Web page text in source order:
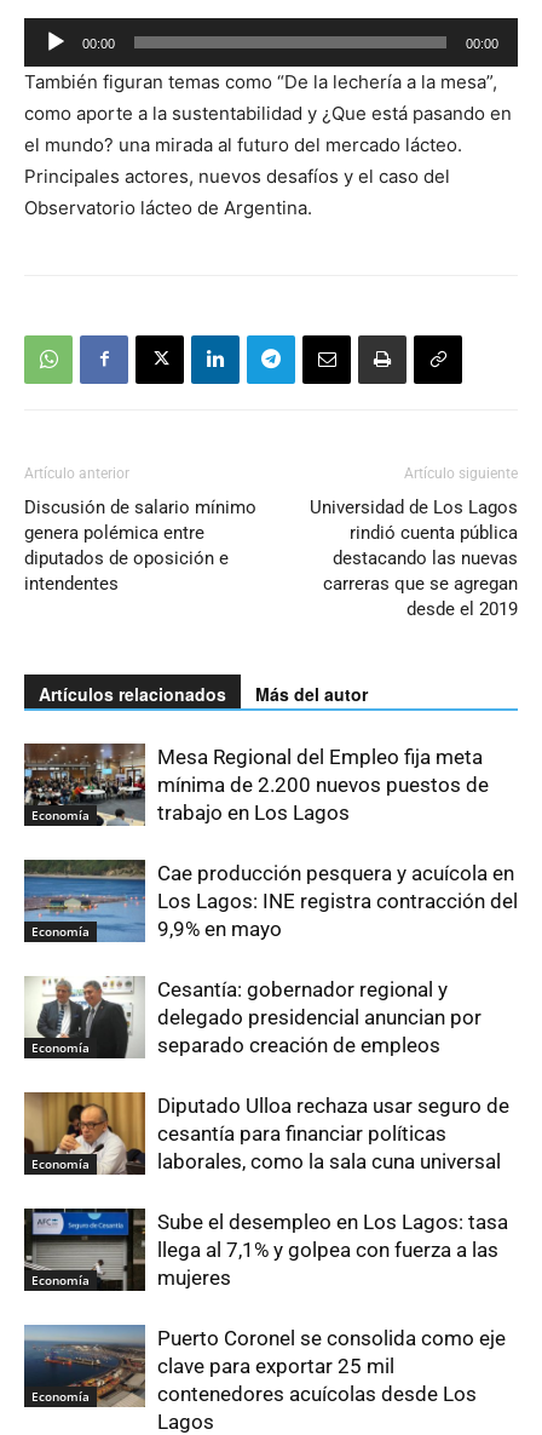
Reproductor
de
audio
00:00 00:00
También figuran temas como “De la lechería a la mesa”,
como aporte a la sustentabilidad y ¿Que está pasando en
el mundo? una mirada al futuro del mercado lácteo.
Principales actores, nuevos desafíos y el caso del
Observatorio lácteo de Argentina.
Artículo anterior
Discusión de salario mínimo
genera polémica entre
diputados de oposición e
intendentes
Artículo siguiente
Universidad de Los Lagos
rindió cuenta pública
destacando las nuevas
carreras que se agregan
desde el 2019
Artículos relacionados Más del autor
Economía
Mesa Regional del Empleo fija meta
mínima de 2.200 nuevos puestos de
trabajo en Los Lagos
Economía
Cae producción pesquera y acuícola en
Los Lagos: INE registra contracción del
9,9% en mayo
Economía
Cesantía: gobernador regional y
delegado presidencial anuncian por
separado creación de empleos
Economía
Diputado Ulloa rechaza usar seguro de
cesantía para financiar políticas
laborales, como la sala cuna universal
Economía
Sube el desempleo en Los Lagos: tasa
llega al 7,1% y golpea con fuerza a las
mujeres
Economía
Puerto Coronel se consolida como eje
clave para exportar 25 mil
contenedores acuícolas desde Los
Lagos